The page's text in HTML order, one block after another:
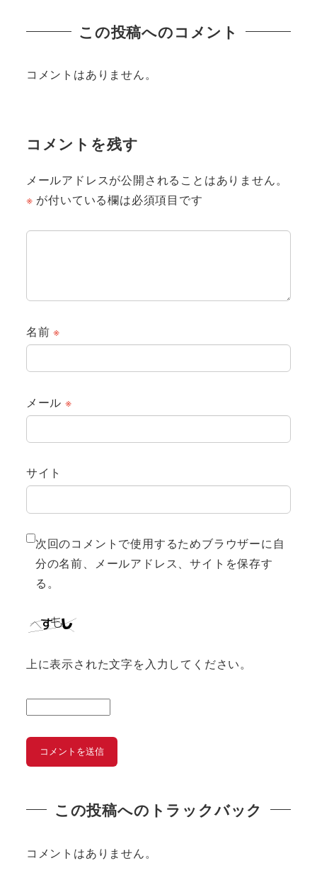
この投稿へのコメント
コメントはありません。
コメントを残す
メールアドレスが公開されることはありません。
※ が付いている欄は必須項目です
名前※
メール ※
サイト
次回のコメントで使用するためブラウザーに自
分の名前、メールアドレス、サイトを保存す
る。
上に表示された文字を入力してください。
この投稿へのトラックバック
コメントはありません。